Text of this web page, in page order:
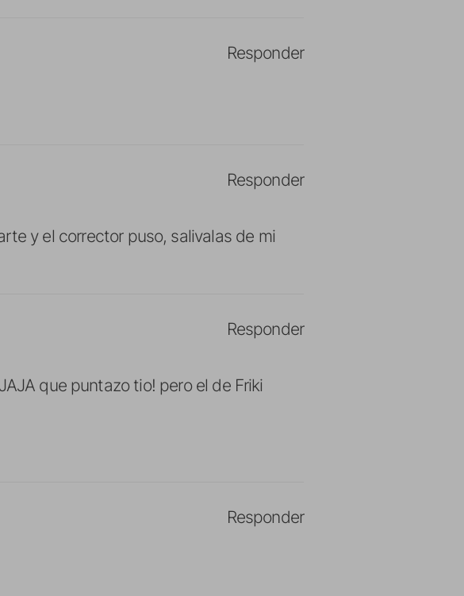
Responder
y el corrector puso, salivalas de mi
Responder
que puntazo tio! pero el de Friki
Responder
Responder